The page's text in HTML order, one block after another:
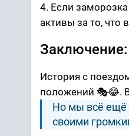
4. Если
активы за то,
Заключение:
История с
положений 🎭😂.
Но мы всё ещё
своими